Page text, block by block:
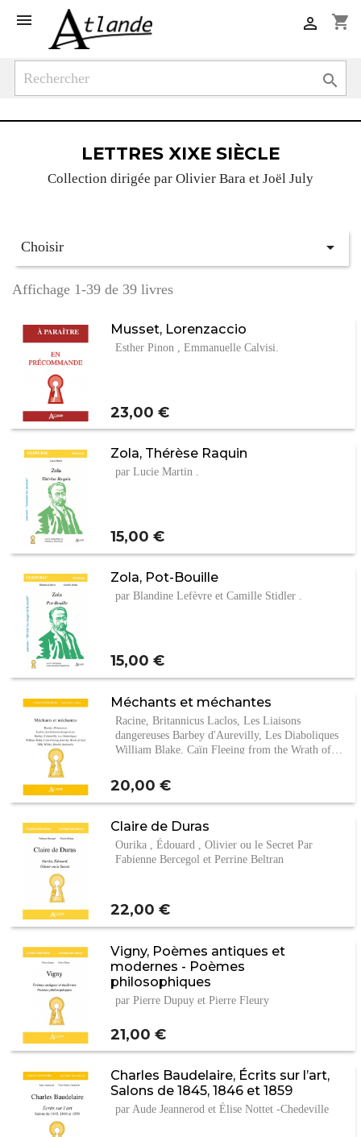
 shopping_cart


LETTRES XIXE SIÈCLE
Collection dirigée par Olivier Bara et Joël July
Choisir 
Affichage 1-39 de 39 livres
Musset, Lorenzaccio
Esther Pinon , Emmanuelle Calvisi.
Prix
23,00 €
Zola, Thérèse Raquin
par Lucie Martin .
Prix
15,00 €
Zola, Pot-Bouille
par Blandine Lefèvre et Camille Stidler .
Prix
15,00 €
Méchants et méchantes
Racine, Britannicus Laclos, Les Liaisons
dangereuses Barbey d'Aurevilly, Les Diaboliques
William Blake, Caïn Fleeing from the Wrath of…
Prix
20,00 €
Claire de Duras
Ourika , Édouard , Olivier ou le Secret Par
Fabienne Bercegol et Perrine Beltran
Prix
22,00 €
Vigny, Poèmes antiques et
modernes - Poèmes
philosophiques
par Pierre Dupuy et Pierre Fleury
Prix
21,00 €
Charles Baudelaire, Écrits sur l’art,
Salons de 1845, 1846 et 1859
par Aude Jeannerod et Élise Nottet -Chedeville